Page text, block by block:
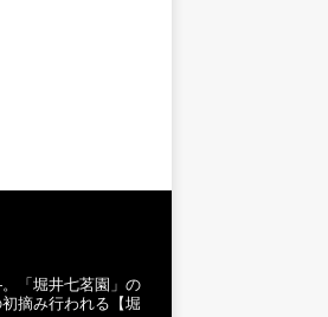
「堀井七茗園」の
摘み行われる【堀